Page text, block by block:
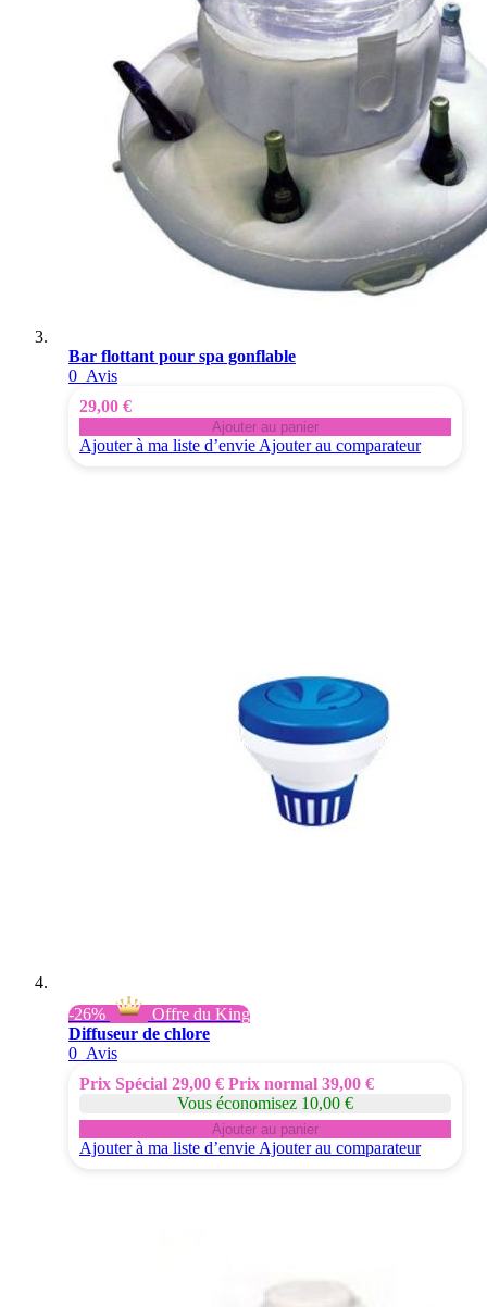
Bar flottant pour spa gonflable
0 Avis
29,00 €
Ajouter au panier
Ajouter à ma liste d’envie Ajouter au comparateur
-26%
Offre du King
Diffuseur de chlore
0 Avis
Prix Spécial 29,00 € Prix normal 39,00 €
Vous économisez 10,00 €
Ajouter au panier
Ajouter à ma liste d’envie Ajouter au comparateur